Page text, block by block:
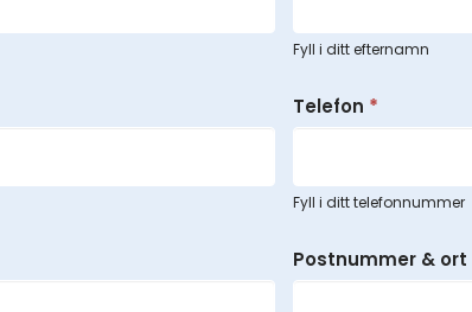
Fyll i ditt efternamn
Telefon *
Fyll i ditt telefonnummer
Postnummer & ort